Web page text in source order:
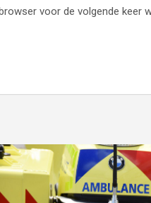
voor de volgende keer